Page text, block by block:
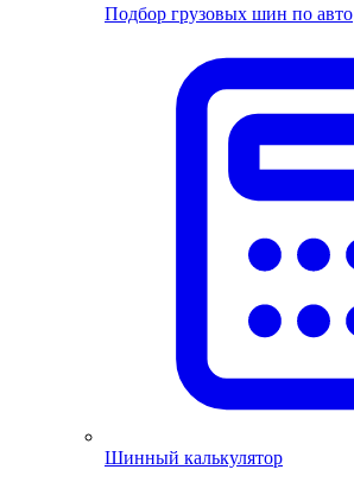
Подбор грузовых шин по авто
Шинный калькулятор